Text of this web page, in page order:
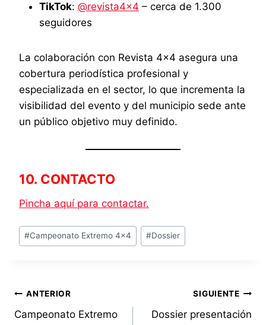
TikTok: @revista4x4 – cerca de 1.300
seguidores
La colaboración con Revista 4×4 asegura una
cobertura periodística profesional y
especializada en el sector, lo que incrementa la
visibilidad del evento y del municipio sede ante
un público objetivo muy definido.
10. CONTACTO
Pincha aquí para contactar.
Etiquetas
de
#Campeonato Extremo 4x4 #Dossier
Navegación
ANTERIOR
Campeonato Extremo
SIGUIENTE
Dossier presentación